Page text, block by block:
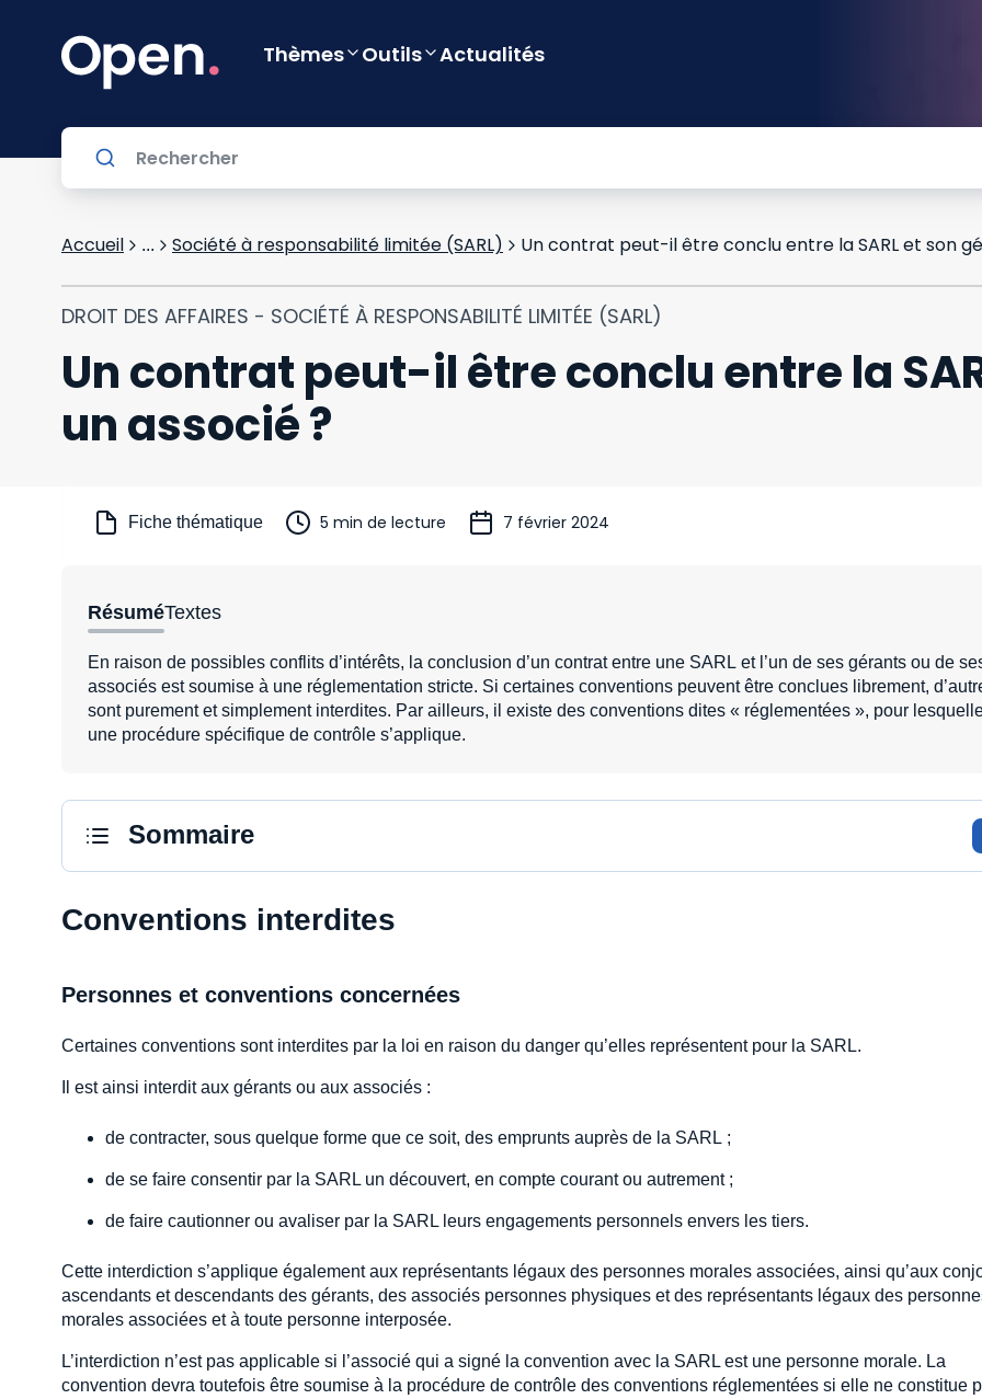
Thèmes Outils Actualités
Accueil ... Société à responsabilité limitée (SARL) Un contrat peut-il être conclu entre la SARL et son
DROIT DES AFFAIRES - SOCIÉTÉ À RESPONSABILITÉ LIMITÉE (SARL)
Un contrat peut-il être conclu entre la
un associé ?
Fiche thématique 5 min de lecture 7 février 2024
RésuméTextes
En raison de possibles conflits d’intérêts, la conclusion d’un contrat entre une SARL et l’un de ses gérants ou de
associés est soumise à une réglementation stricte. Si certaines conventions peuvent être conclues librement,
sont purement et simplement interdites. Par ailleurs, il existe des conventions dites « réglementées », pour
une procédure spécifique de contrôle s’applique.
Sommaire
Conventions interdites
Personnes et conventions concernées
Certaines conventions sont interdites par la loi en raison du danger qu’elles représentent pour la SARL.
Il est ainsi interdit aux gérants ou aux associés :
de contracter, sous quelque forme que ce soit, des emprunts auprès de la SARL ;
de se faire consentir par la SARL un découvert, en compte courant ou autrement ;
de faire cautionner ou avaliser par la SARL leurs engagements personnels envers les tiers.
Cette interdiction s’applique également aux représentants légaux des personnes morales associées, ainsi qu’aux
ascendants et descendants des gérants, des associés personnes physiques et des représentants légaux des
morales associées et à toute personne interposée.
L’interdiction n’est pas applicable si l’associé qui a signé la convention avec la SARL est une personne morale. La
convention devra toutefois être soumise à la procédure de contrôle des conventions réglementées si elle ne constitue